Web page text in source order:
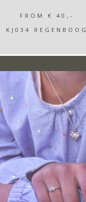
FROM
€ 40,-
KJ034 REGENBOOG